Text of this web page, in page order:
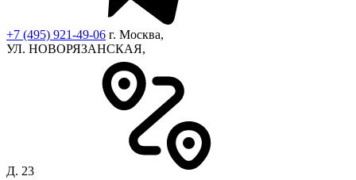
+7 (495) 921-49-06 г. Москва,
УЛ. НОВОРЯЗАНСКАЯ,
Д. 23